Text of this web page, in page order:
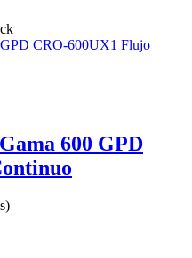
600 GPD